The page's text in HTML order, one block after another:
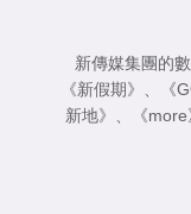
新傳媒集團的
《新假期》 、 《
新地》 、 《more